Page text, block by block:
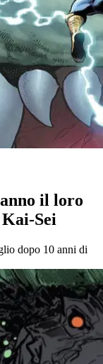
il loro
Sei
dopo 10 anni di